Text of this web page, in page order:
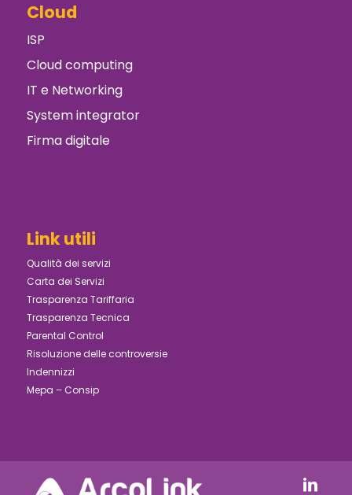
Cloud
ISP
Cloud computing
IT e Networking
System integrator
Firma digitale
Link utili
Qualità dei servizi
Carta dei Servizi
Trasparenza Tariffaria
Trasparenza Tecnica
Parental Control
Risoluzione delle controversie
Indennizzi
Mepa – Consip